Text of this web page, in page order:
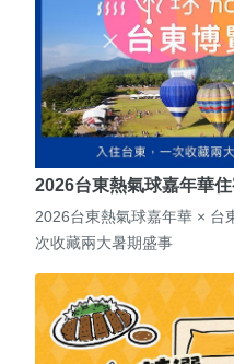
2026台東熱氣球嘉年華
2026台東熱氣球嘉年華 × 台
次收藏兩大暑期盛事